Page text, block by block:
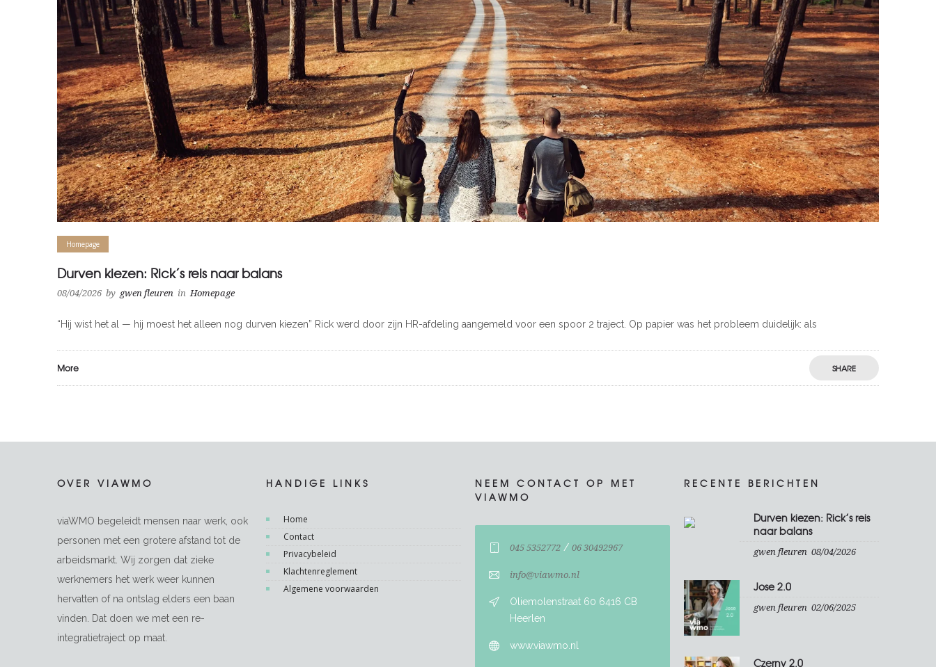
Homepage
Durven kiezen: Rick’s reis naar balans
08/04/2026 by gwen fleuren in Homepage
“Hij wist het al — hij moest het alleen nog durven kiezen” Rick werd door zijn HR-afdeling aangemeld voor een spoor 2 traject. Op papier was het probleem duidelijk: als
More SHARE
OVER VIAWMO
viaWMO begeleidt mensen naar werk, ook
personen met een grotere afstand tot de
arbeidsmarkt. Wij zorgen dat zieke
werknemers het werk weer kunnen
hervatten of na ontslag elders een baan
vinden. Dat doen we met een re-
integratietraject op maat.
HANDIGE LINKS
Home
Contact
Privacybeleid
Klachtenreglement
Algemene voorwaarden
NEEM CONTACT OP MET
VIAWMO
045 5352772 / 06 30492967
info@viawmo.nl
Oliemolenstraat 60 6416 CB
Heerlen
www.viawmo.nl
RECENTE BERICHTEN
Durven kiezen: Rick’s reis
naar balans
gwen fleuren 08/04/2026
Jose 2.0
gwen fleuren 02/06/2025
Czerny 2.0